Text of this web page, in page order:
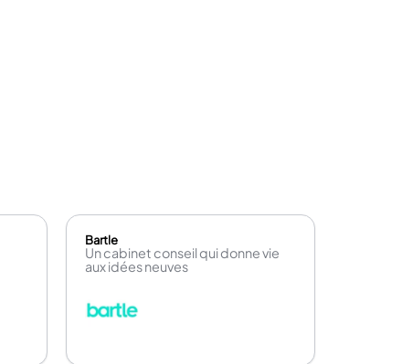
Bartle
Un cabinet conseil qui donne vie
aux idées neuves